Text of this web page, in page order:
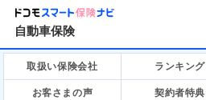
自動車保険
取扱い保険会社 ランキング
お客さまの声 契約者特典